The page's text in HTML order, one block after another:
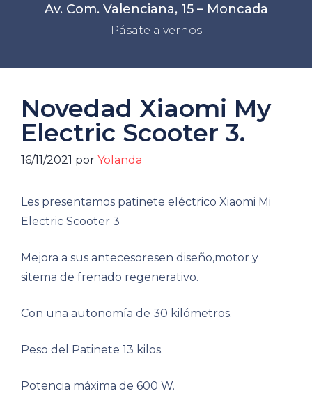
Av. Com. Valenciana, 15 – Moncada
Pásate a vernos
Novedad Xiaomi My
Electric Scooter 3.
16/11/2021 por Yolanda
Les presentamos patinete eléctrico Xiaomi Mi
Electric Scooter 3
Mejora a sus antecesoresen diseño,motor y
sitema de frenado regenerativo.
Con una autonomía de 30 kilómetros.
Peso del Patinete 13 kilos.
Potencia máxima de 600 W.